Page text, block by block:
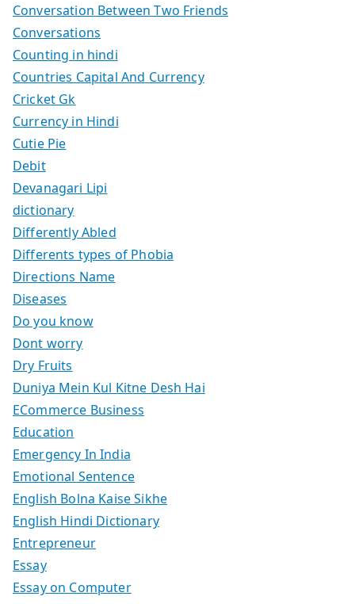
Conversation Between Two Friends
Conversations
Counting in hindi
Countries Capital And Currency
Cricket Gk
Currency in Hindi
Cutie Pie
Debit
Devanagari Lipi
dictionary
Differently Abled
Differents types of Phobia
Directions Name
Diseases
Do you know
Dont worry
Dry Fruits
Duniya Mein Kul Kitne Desh Hai
ECommerce Business
Education
Emergency In India
Emotional Sentence
English Bolna Kaise Sikhe
English Hindi Dictionary
Entrepreneur
Essay
Essay on Computer